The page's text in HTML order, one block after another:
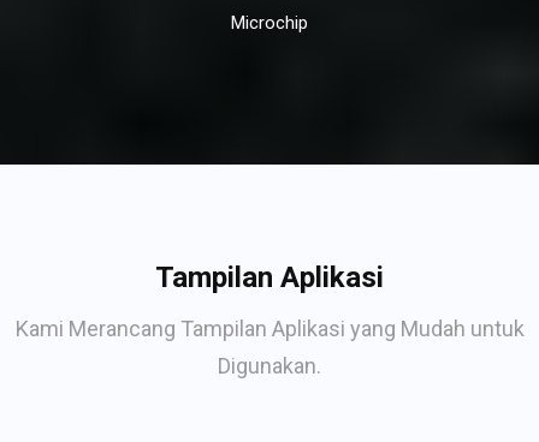
Microchip
Tampilan Aplikasi
Kami Merancang Tampilan Aplikasi yang Mudah untuk
Digunakan.